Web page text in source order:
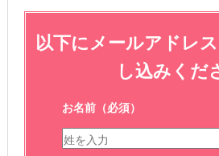
以下にメールアドレ
し込みくだ
お名前（必須）